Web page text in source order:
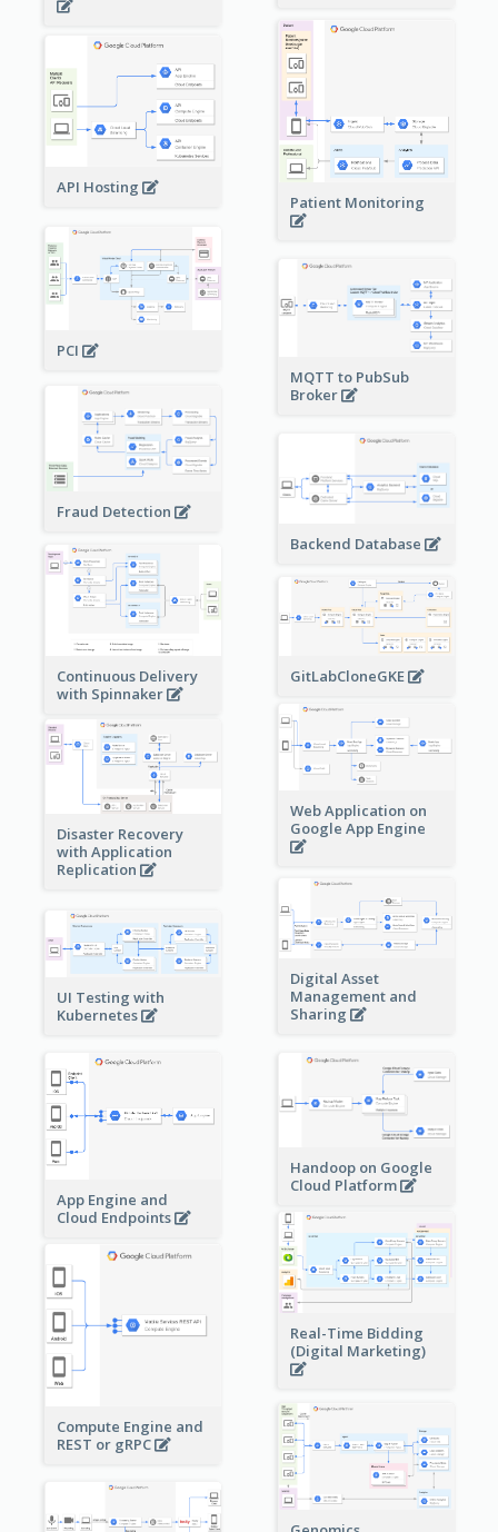
Patient Monitoring
API Hosting
PCI
MQTT to PubSub
Broker
Fraud Detection
Backend Database
Continuous Delivery
with Spinnaker
GitLabCloneGKE
Web Application on
Google App Engine
Disaster Recovery
with Application
Replication
Digital Asset
Management and
Sharing
UI Testing with
Kubernetes
App Engine and
Cloud Endpoints
Handoop on Google
Cloud Platform
Real-Time Bidding
(Digital Marketing)
Compute Engine and
REST or gRPC